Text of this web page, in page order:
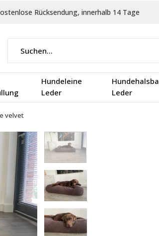
Hundeleine
Leder
Leder
Rücksendung, innerhalb 14 Tage
velvet